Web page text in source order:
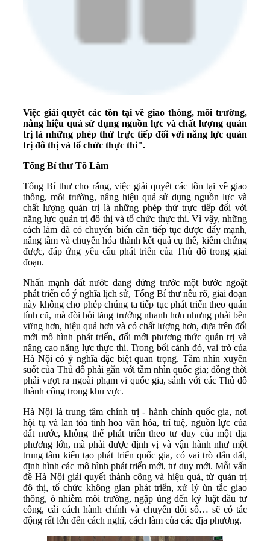
Việc giải quyết các tồn tại về giao thông, môi trường,
nâng hiệu quả sử dụng nguồn lực và chất lượng quản
trị là những phép thử trực tiếp đối với năng lực quản
trị đô thị và tổ chức thực thi".
Tổng Bí thư Tô Lâm
Tổng Bí thư cho rằng, việc giải quyết các tồn tại về giao
thông, môi trường, nâng hiệu quả sử dụng nguồn lực và
chất lượng quản trị là những phép thử trực tiếp đối với
năng lực quản trị đô thị và tổ chức thực thi. Vì vậy, những
cách làm đã có chuyển biến cần tiếp tục được đẩy mạnh,
nâng tầm và chuyển hóa thành kết quả cụ thể, kiểm chứng
được, đáp ứng yêu cầu phát triển của Thủ đô trong giai
đoạn.
Nhấn mạnh đất nước đang đứng trước một bước ngoặt
phát triển có ý nghĩa lịch sử, Tổng Bí thư nêu rõ, giai đoạn
này không cho phép chúng ta tiếp tục phát triển theo quán
tính cũ, mà đòi hỏi tăng trưởng nhanh hơn nhưng phải bền
vững hơn, hiệu quả hơn và có chất lượng hơn, dựa trên đổi
mới mô hình phát triển, đổi mới phương thức quản trị và
nâng cao năng lực thực thi. Trong bối cảnh đó, vai trò của
Hà Nội có ý nghĩa đặc biệt quan trọng. Tầm nhìn xuyên
suốt của Thủ đô phải gắn với tầm nhìn quốc gia; đồng thời
phải vượt ra ngoài phạm vi quốc gia, sánh với các Thủ đô
thành công trong khu vực.
Hà Nội là trung tâm chính trị - hành chính quốc gia, nơi
hội tụ và lan tỏa tinh hoa văn hóa, trí tuệ, nguồn lực của
đất nước, không thể phát triển theo tư duy của một địa
phương lớn, mà phải được định vị và vận hành như một
trung tâm kiến tạo phát triển quốc gia, có vai trò dẫn dắt,
định hình các mô hình phát triển mới, tư duy mới. Mỗi vấn
đề Hà Nội giải quyết thành công và hiệu quả, từ quản trị
đô thị, tổ chức không gian phát triển, xử lý ùn tắc giao
thông, ô nhiễm môi trường, ngập úng đến kỷ luật đầu tư
công, cải cách hành chính và chuyển đổi số… sẽ có tác
động rất lớn đến cách nghĩ, cách làm của các địa phương.